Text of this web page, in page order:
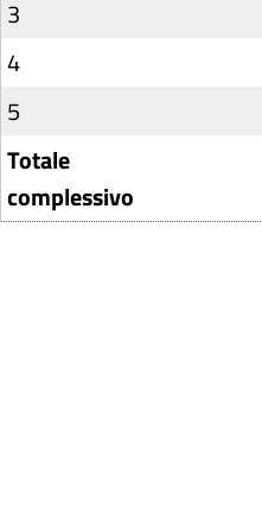
3
4
5
Totale
complessivo